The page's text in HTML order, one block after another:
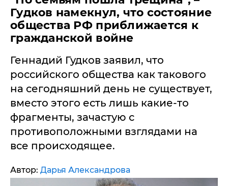
Гудков намекнул, что состояние
общества РФ приближается к
гражданской войне
Геннадий Гудков заявил, что
российского общества как такового
на сегодняшний день не существует,
вместо этого есть лишь какие-то
фрагменты, зачастую с
противоположными взглядами на
все происходящее.
Автор: Дарья Александрова